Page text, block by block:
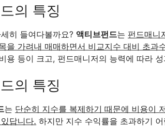
의 특징
히 들여다볼까요? 액티브펀드는 펀드매니
을 가려내 매매하면서 비교지수 대비 초과
용 등이 크고, 펀드매니저의 능력에 따라
의 특징
는 단순히 지수를 복제하기 때문에 비용이
답니다. 하지만 지수 수익률을 초과하기